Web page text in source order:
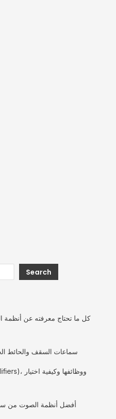
Search
كل ما تحتاج معرفته عن أنظمة
سماعات السقف والحائط
أفضل أنظمة الصوت من